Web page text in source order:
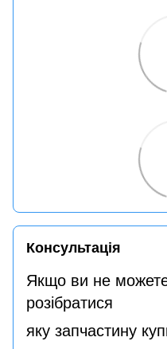
Консультація
Якщо ви не
розібратися
яку запчастину